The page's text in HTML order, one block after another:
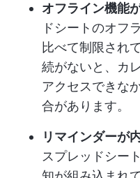
オフライン機能
ドシートのオフ
比べて制限され
続がないと、カ
アクセスできな
合があります。
リマインダーが
スプレッドシー